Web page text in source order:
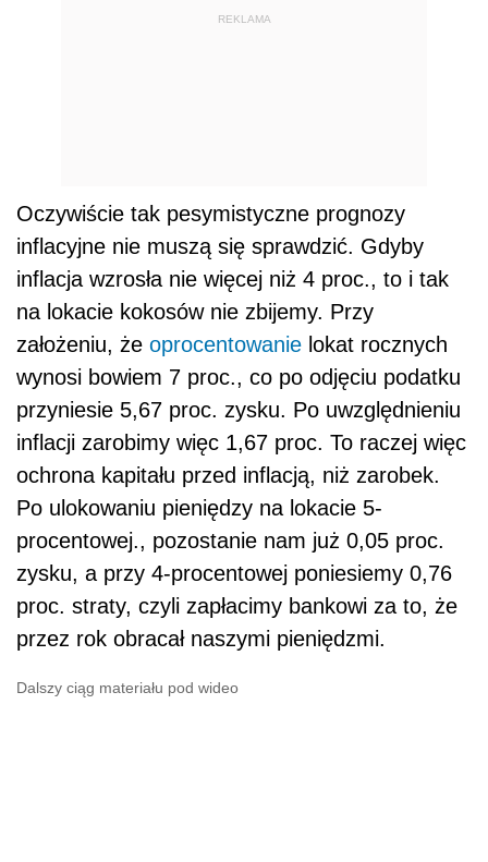
REKLAMA
Oczywiście tak pesymistyczne prognozy
inflacyjne nie muszą się sprawdzić. Gdyby
inflacja wzrosła nie więcej niż 4 proc., to i tak
na lokacie kokosów nie zbijemy. Przy
założeniu, że oprocentowanie lokat rocznych
wynosi bowiem 7 proc., co po odjęciu podatku
przyniesie 5,67 proc. zysku. Po uwzględnieniu
inflacji zarobimy więc 1,67 proc. To raczej więc
ochrona kapitału przed inflacją, niż zarobek.
Po ulokowaniu pieniędzy na lokacie 5-
procentowej., pozostanie nam już 0,05 proc.
zysku, a przy 4-procentowej poniesiemy 0,76
proc. straty, czyli zapłacimy bankowi za to, że
przez rok obracał naszymi pieniędzmi.
Dalszy ciąg materiału pod wideo